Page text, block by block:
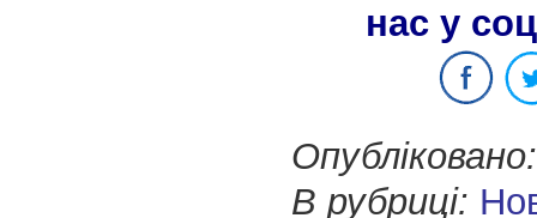
нас у
Опубліковано:
В рубриці: